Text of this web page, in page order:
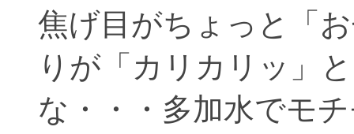
焦げ目がちょっと「
りが「カリカリッ」
な・・・多加水でモ